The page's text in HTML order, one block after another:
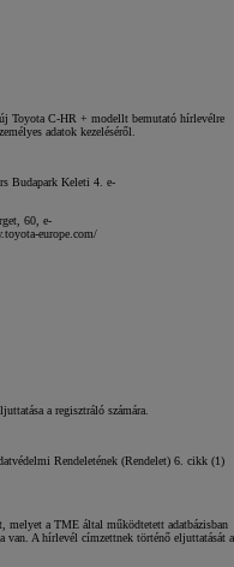
Toyota C-HR + modellt bemutató hírlevélre
adatok kezeléséről.
Budapark Keleti 4. e-
60, e-
europe.com/
a regisztráló számára.
Rendeletének (Rendelet) 6. cikk (1)
melyet a TME által működtetett adatbázisban
van. A hírlevél címzettnek történő eljuttatását a